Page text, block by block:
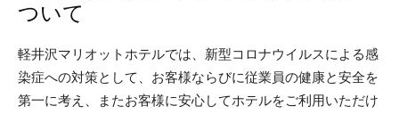
ついて
軽井沢マリオットホテルでは、新型コロナウイルスによる感
染症への対策として、お客様ならびに従業員の健康と安全を
第一に考え、またお客様に安心してホテルをご利用いただけ